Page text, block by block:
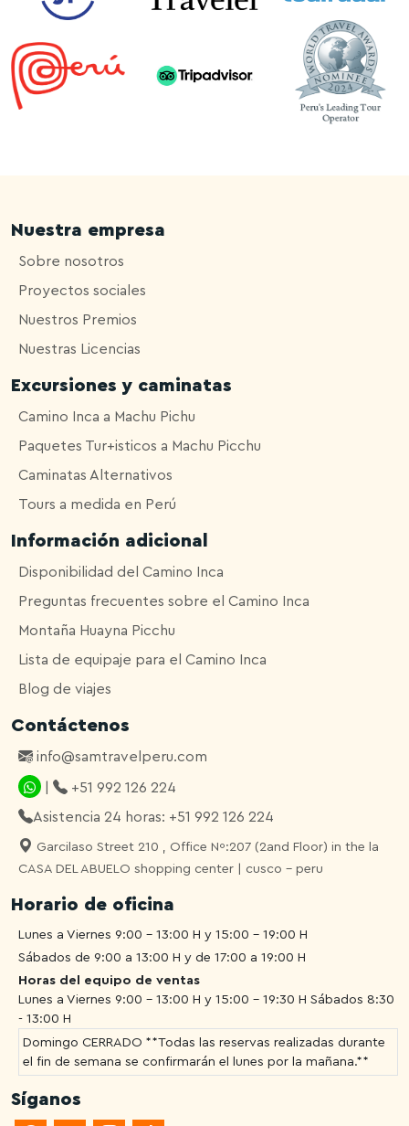
Nuestra empresa
Sobre nosotros
Proyectos sociales
Nuestros Premios
Nuestras Licencias
Excursiones y caminatas
Camino Inca a Machu Pichu
Paquetes Tur+isticos a Machu Picchu
Caminatas Alternativos
Tours a medida en Perú
Información adicional
Disponibilidad del Camino Inca
Preguntas frecuentes sobre el Camino Inca
Montaña Huayna Picchu
Lista de equipaje para el Camino Inca
Blog de viajes
Contáctenos
info@samtravelperu.com
+51 992 126 224
Asistencia 24 horas: +51 992 126 224
Garcilaso Street 210 , Office Nº:207 (2and Floor) in the la
CASA DEL ABUELO shopping center | cusco - peru
Horario de oficina
Lunes a Viernes 9:00 - 13:00 H y 15:00 - 19:00 H
Sábados de 9:00 a 13:00 H y de 17:00 a 19:00 H
Horas del equipo de ventas
Lunes a Viernes 9:00 - 13:00 H y 15:00 - 19:30 H Sábados 8:30
- 13:00 H
Domingo CERRADO **Todas las reservas realizadas durante
el fin de semana se confirmarán el lunes por la mañana.**
Síganos